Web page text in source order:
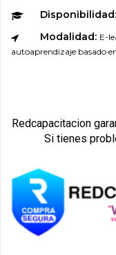
Disponibilidad:
Modalidad: E-
autoaprendizaje basado
Redcapacitacion
Si tienes